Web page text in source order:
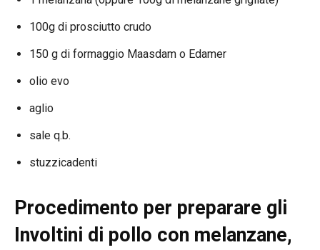
100g di prosciutto crudo
150 g di formaggio Maasdam o Edamer
olio evo
aglio
sale q.b.
stuzzicadenti
Procedimento per preparare gli
Involtini di pollo con melanzane,